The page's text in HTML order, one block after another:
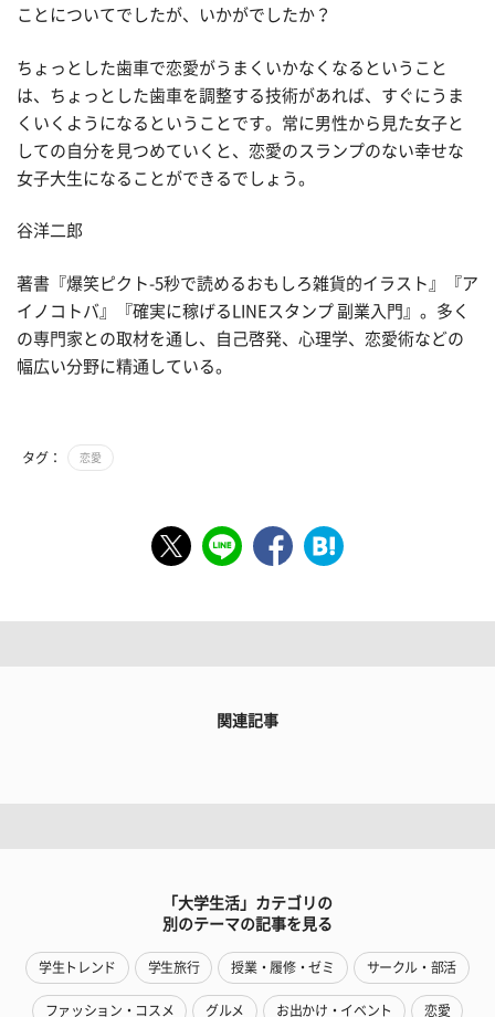
ことについてでしたが、いかがでしたか？
ちょっとした歯車で恋愛がうまくいかなくなるということ
は、ちょっとした歯車を調整する技術があれば、すぐにうま
くいくようになるということです。常に男性から見た女子と
しての自分を見つめていくと、恋愛のスランプのない幸せな
女子大生になることができるでしょう。
谷洋二郎
著書『爆笑ピクト-5秒で読めるおもしろ雑貨的イラスト』『ア
イノコトバ』『確実に稼げるLINEスタンプ 副業入門』。多く
の専門家との取材を通し、自己啓発、心理学、恋愛術などの
幅広い分野に精通している。
タグ： 恋愛
関連記事
「大学生活」カテゴリの
別のテーマの記事を見る
学生トレンド 学生旅行 授業・履修・ゼミ サークル・部活
ファッション・コスメ グルメ お出かけ・イベント 恋愛